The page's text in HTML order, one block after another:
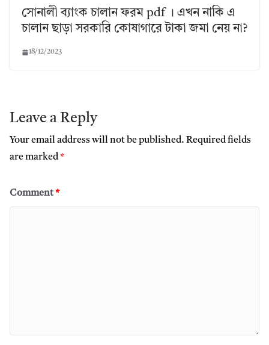
সোনালী ব্যাংক চালান ফরম pdf । এখন নাকি এ
চালান ছাড়া সরকারি কোষাগারে টাকা জমা নেয় না?
18/12/2023
Leave a Reply
Your email address will not be published. Required fields
are marked*
Comment*